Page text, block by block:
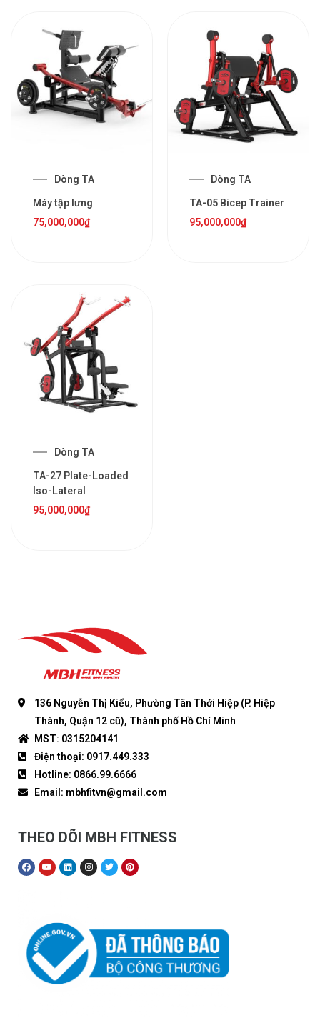
Dòng TA
Máy tập lưng
75,000,000₫
Dòng TA
TA-05 Bicep Trainer
95,000,000₫
Dòng TA
TA-27 Plate-Loaded
Iso-Lateral
95,000,000₫
136 Nguyễn Thị Kiểu, Phường Tân Thới Hiệp (P. Hiệp
Thành, Quận 12 cũ), Thành phố Hồ Chí Minh
MST: 0315204141
Điện thoại: 0917.449.333
Hotline: 0866.99.6666
Email: mbhfitvn@gmail.com
THEO DÕI MBH FITNESS